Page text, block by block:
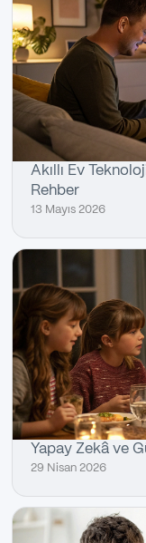
Akıllı Ev
Rehber
13 Mayıs 2026
Yapay Zekâ ve
29 Nisan 2026